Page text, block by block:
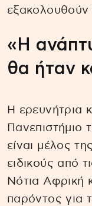
εξακολουθούν
«Η
θα ήταν
Η ερευνήτρια
Πανεπιστήμιο
είναι μέλος
ειδικούς από
Νότια Αφρική
παρόντος για